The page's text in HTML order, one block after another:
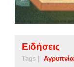
Ειδήσεις
Tags | Αγρυπνία